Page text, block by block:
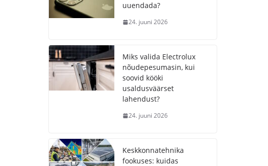
uuendada?
24. juuni 2026
Miks valida Electrolux
nõudepesumasin, kui
soovid kööki
usaldusväärset
lahendust?
24. juuni 2026
Keskkonnatehnika
fookuses: kuidas